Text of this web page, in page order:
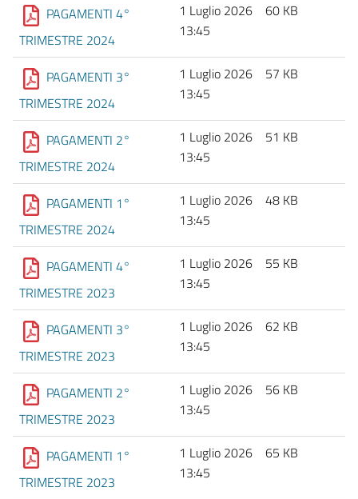
PAGAMENTI 4°
TRIMESTRE 2024
1 Luglio 2026
13:45
60 KB
PAGAMENTI 3°
TRIMESTRE 2024
1 Luglio 2026
13:45
57 KB
PAGAMENTI 2°
TRIMESTRE 2024
1 Luglio 2026
13:45
51 KB
PAGAMENTI 1°
TRIMESTRE 2024
1 Luglio 2026
13:45
48 KB
PAGAMENTI 4°
TRIMESTRE 2023
1 Luglio 2026
13:45
55 KB
PAGAMENTI 3°
TRIMESTRE 2023
1 Luglio 2026
13:45
62 KB
PAGAMENTI 2°
TRIMESTRE 2023
1 Luglio 2026
13:45
56 KB
PAGAMENTI 1°
TRIMESTRE 2023
1 Luglio 2026
13:45
65 KB